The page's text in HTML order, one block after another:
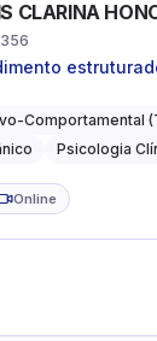
CLARINA
Comportamental
Psicologia
Online